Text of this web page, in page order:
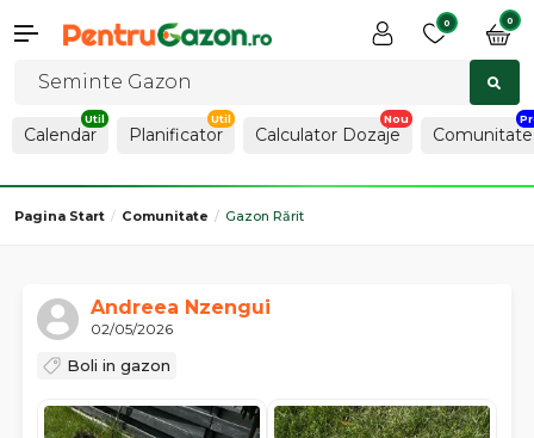
0 0
Calendar Planificator Calculator Dozaje Comunitate
Pagina Start Comunitate Gazon Rărit
Andreea Nzengui
02/05/2026
Boli in gazon